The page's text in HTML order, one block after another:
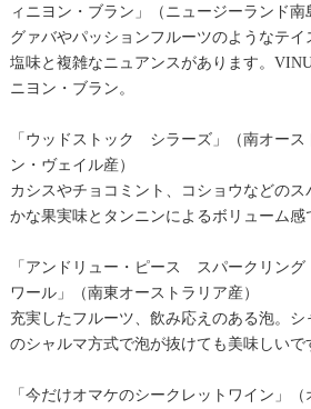
ィニヨン・ブラン」（ニュージーランド南
グァバやパッションフルーツのようなテ
塩味と複雑なニュアンスがあります。
ニヨン・ブラン。
「ウッドストック シラーズ」（南オース
ン・ヴェイル産）
カシスやチョコミント、コショウなどの
かな果実味とタンニンによるボリューム感
「アンドリュー・ピース スパークリン
ワール」（南東オーストラリア産）
充実したフルーツ、飲み応えのある泡。シ
のシャルマ方式で泡が抜けても美味しいで
「今だけオマケのシークレットワイン」（